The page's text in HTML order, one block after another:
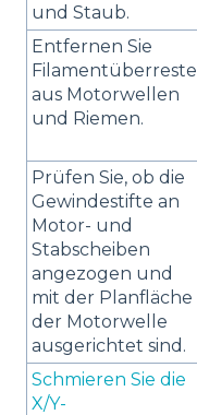
und Staub.
Entfernen Sie
Filamentüberreste
aus Motorwellen
und Riemen.
Prüfen Sie, ob die
Gewindestifte an
Motor- und
Stabscheiben
angezogen und
mit der Planfläche
der Motorwelle
ausgerichtet sind.
Schmieren Sie die
X/Y-